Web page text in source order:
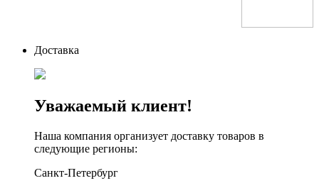
Доставка
Уважаемый клиент!
Наша компания организует доставку товаров в
следующие регионы:
Санкт-Петербург